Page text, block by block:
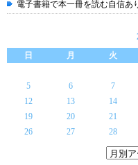
電子書籍で本一冊を読む自信あ
日
月 火
5
6 7
12
13 14
19
20 21
26
27 28